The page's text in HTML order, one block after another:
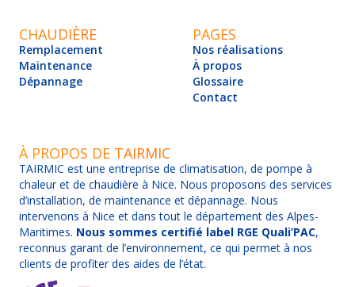
CHAUDIÈRE
Remplacement
Maintenance
Dépannage
PAGES
Nos réalisations
À propos
Glossaire
Contact
À PROPOS DE TAIRMIC
TAIRMIC est une entreprise de climatisation, de pompe à
chaleur et de chaudière à Nice. Nous proposons des services
d’installation, de maintenance et dépannage. Nous
intervenons à Nice et dans tout le département des Alpes-
Maritimes. Nous sommes certifié label RGE Quali’PAC,
reconnus garant de l’environnement, ce qui permet à nos
clients de profiter des aides de l’état.